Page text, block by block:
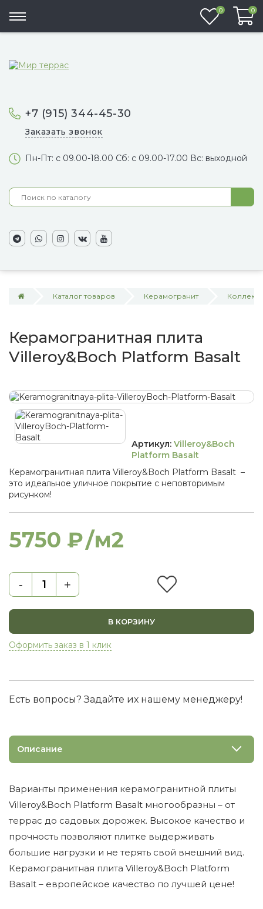
+7 (915) 344-45-30
Заказать звонок
Пн-Пт: с 09.00-18.00 Сб: с 09.00-17.00 Вс: выходной
0 0
Каталог товаров Керамогранит
Керамогранитная плита
Villeroy&Boch Platform Basalt
Артикул: Villeroy&Boch
Platform Basalt
Керамогранитная плита Villeroy&Boch Platform Basalt –
это идеальное уличное покрытие с неповторимым
рисунком!
5750 ₽/м2
- +
В КОРЗИНУ
Оформить заказ в 1 клик
Есть вопросы? Задайте их нашему менеджеру!
Описание
Варианты применения керамогранитной плиты
Villeroy&Boch Platform Basalt многообразны – от
террас до садовых дорожек. Высокое качество и
прочность позволяют плитке выдерживать
большие нагрузки и не терять свой внешний вид.
Керамогранитная плита Villeroy&Boch Platform
Basalt – европейское качество по лучшей цене!